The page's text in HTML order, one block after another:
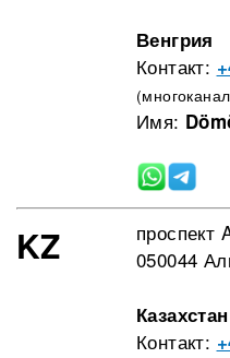
Венгрия
Контакт:
Имя:
KZ
проспект
050044
Казахстан
Контакт: